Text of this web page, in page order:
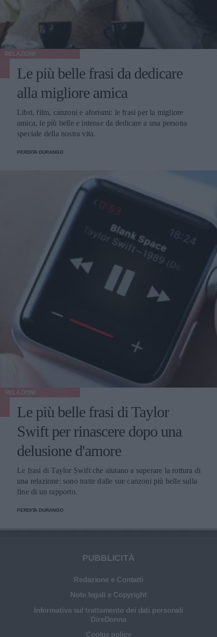
RELAZIONI
Le più belle frasi da dedicare
alla migliore amica
Libri, film, canzoni e aforismi: le frasi per la migliore
amica, le più belle e intense da dedicare a una persona
speciale della nostra vita.
PERDITA DURANGO
RELAZIONI
Le più belle frasi di Taylor
Swift per rinascere dopo una
delusione d'amore
Le frasi di Taylor Swift che aiutano a superare la rottura di
una relazione: sono tratte dalle sue canzoni più belle sulla
fine di un rapporto.
PERDITA DURANGO
PUBBLICITÀ
Redazione e Contatti
Note legali e Copyright
Informativa sul trattamento dei dati personali
DireDonna
Cookie policy